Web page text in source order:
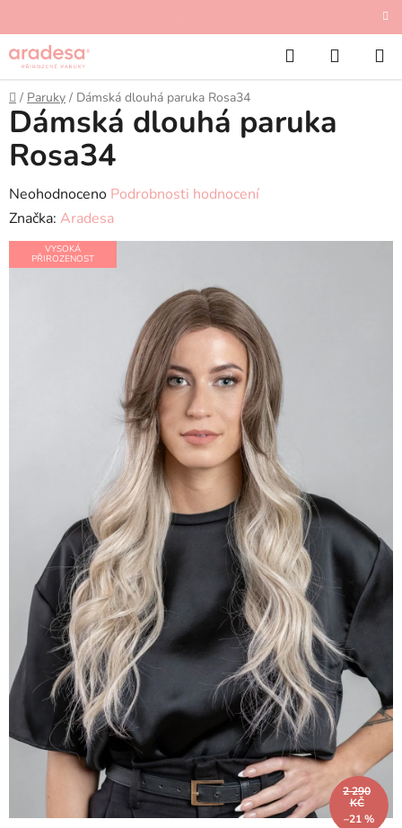
obsah
Hledat
KOŠÍK
Domů
/ Paruky / Dámská dlouhá paruka Rosa34
Dámská dlouhá paruka
Rosa34
Průměrné
hodnocení
produktu
je
Neohodnoceno Podrobnosti hodnocení
Značka: Aradesa
VYSOKÁ
PŘIROZENOST
2 290
KČ
–21 %